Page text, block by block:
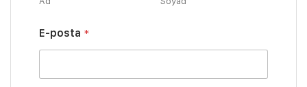
E-posta *